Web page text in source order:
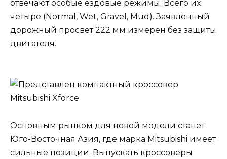
отвечают особые ездовые режимы. Всего их
четыре (Normal, Wet, Gravel, Mud). Заявленный
дорожный просвет 222 мм измерен без защиты
двигателя.
Основным рынком для новой модели станет
Юго-Восточная Азия, где марка Mitsubishi имеет
сильные позиции. Выпускать кроссоверы